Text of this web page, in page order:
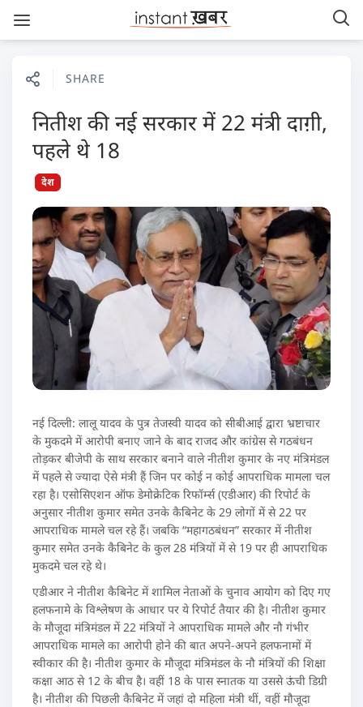
SHARE
नितीश की नई सरकार में 22 मंत्री दाग़ी,
पहले थे 18
देश
नई दिल्ली: लालू यादव के पुत्र तेजस्वी यादव को सीबीआई द्वारा भ्रष्टाचार
के मुकदमे में आरोपी बनाए जाने के बाद राजद और कांग्रेस से गठबंधन
तोड़कर बीजेपी के साथ सरकार बनाने वाले नीतीश कुमार के नए मंत्रिमंडल
में पहले से ज्यादा ऐसे मंत्री हैं जिन पर कोई न कोई आपराधिक मामला चल
रहा है। एसोसिएशन ऑफ डेमोक्रेटिक रिफॉर्म्स (एडीआर) की रिपोर्ट के
अनुसार नीतीश कुमार समेत उनके कैबिनेट के 29 लोगों में से 22 पर
आपराधिक मामले चल रहे हैं। जबकि “महागठबंधन” सरकार में नीतीश
कुमार समेत उनके कैबिनेट के कुल 28 मंत्रियों में से 19 पर ही आपराधिक
मुकदमे चल रहे थे।
एडीआर ने नीतीश कैबिनेट में शामिल नेताओं के चुनाव आयोग को दिए गए
हलफनामे के विश्लेषण के आधार पर ये रिपोर्ट तैयार की है। नीतीश कुमार
के मौजूदा मंत्रिमंडल में 22 मंत्रियों ने आपराधिक मामले और नौ गंभीर
आपराधिक मामले का आरोपी होने की बात अपने-अपने हलफनामों में
स्वीकार की है। नीतीश कुमार के मौजूदा मंत्रिमंडल के नौ मंत्रियों की शिक्षा
कक्षा आठ से 12 के बीच है। वहीं 18 के पास स्नातक या उससे ऊंची डिग्री
है। नीतीश की पिछली कैबिनेट में जहां दो महिला मंत्री थीं, वहीं मौजूदा